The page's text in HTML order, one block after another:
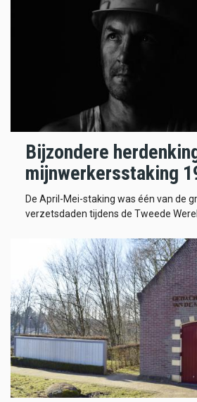
Bijzondere
mijnwerkersstaking
De April-Mei-staking was één van de
verzetsdaden tijdens de Tweede